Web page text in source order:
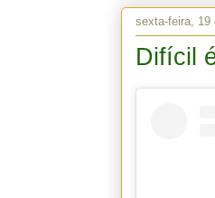
sexta-feira, 19
Difícil